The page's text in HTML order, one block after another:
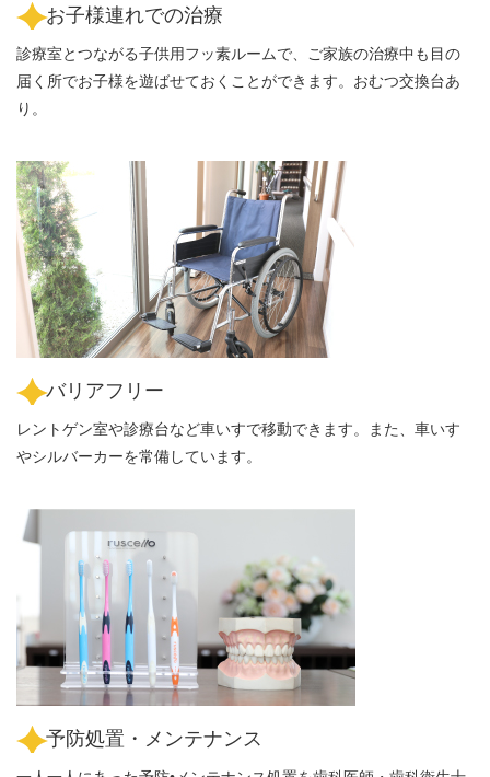
お子様連れでの治療
診療室とつながる子供用フッ素ルームで、ご家族の治療中も目の
届く所でお子様を遊ばせておくことができます。おむつ交換台あ
り。
バリアフリー
レントゲン室や診療台など車いすで移動できます。また、車いす
やシルバーカーを常備しています。
予防処置・メンテナンス